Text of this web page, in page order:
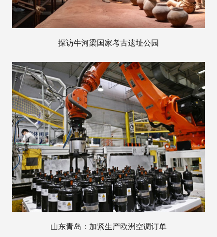
探访牛河梁国家考古遗址公园
山东青岛：加紧生产欧洲空调订单